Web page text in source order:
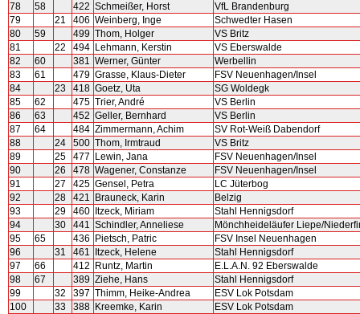
78
58 422 Schmeißer, Horst
VfL Brandenburg
79
21 406 Weinberg, Inge
Schwedter Hasen
80
59 499 Thom, Holger
VS Britz
81
22 494 Lehmann, Kerstin
VS Eberswalde
82
60 381 Werner, Günter
Werbellin
83
61 479 Grasse, Klaus-Dieter
FSV Neuenhagen/Insel
84
23 418 Goetz, Uta
SG Woldegk
85
62 475 Trier, André
VS Berlin
86
63 452 Geller, Bernhard
VS Berlin
87
64 484 Zimmermann, Achim
SV Rot-Weiß Dabendorf
88
24 500 Thom, Irmtraud
VS Britz
89
25 477 Lewin, Jana
FSV Neuenhagen/Insel
90
26 478 Wagener, Constanze
FSV Neuenhagen/Insel
91
27 425 Gensel, Petra
LC Jüterbog
92
28 421 Brauneck, Karin
Belzig
93
29 460 Itzeck, Miriam
Stahl Hennigsdorf
94
30 441 Schindler, Anneliese
Mönchheideläufer Liepe/
95
65 436 Pietsch, Patric
FSV Insel Neuenhagen
96
31 461 Itzeck, Helene
Stahl Hennigsdorf
97
66 412 Runtz, Martin
E.L.A.N. 92 Eberswalde
98
67 389 Ziehe, Hans
Stahl Hennigsdorf
99
32 397 Thimm, Heike-Andrea
ESV Lok Potsdam
100
33 388 Kreemke, Karin ESV Lok Potsdam